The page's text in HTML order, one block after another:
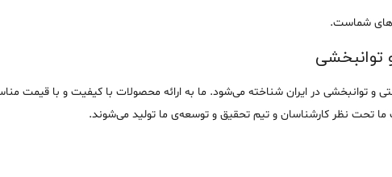
شماست.
توانبخشی
در ایران شناخته می‌شود. ما به ارائه محصولات با کیفیت و با قیمت
تحت نظر کارشناسان و تیم تحقیق و توسعه‌ی ما تولید می‌شوند.